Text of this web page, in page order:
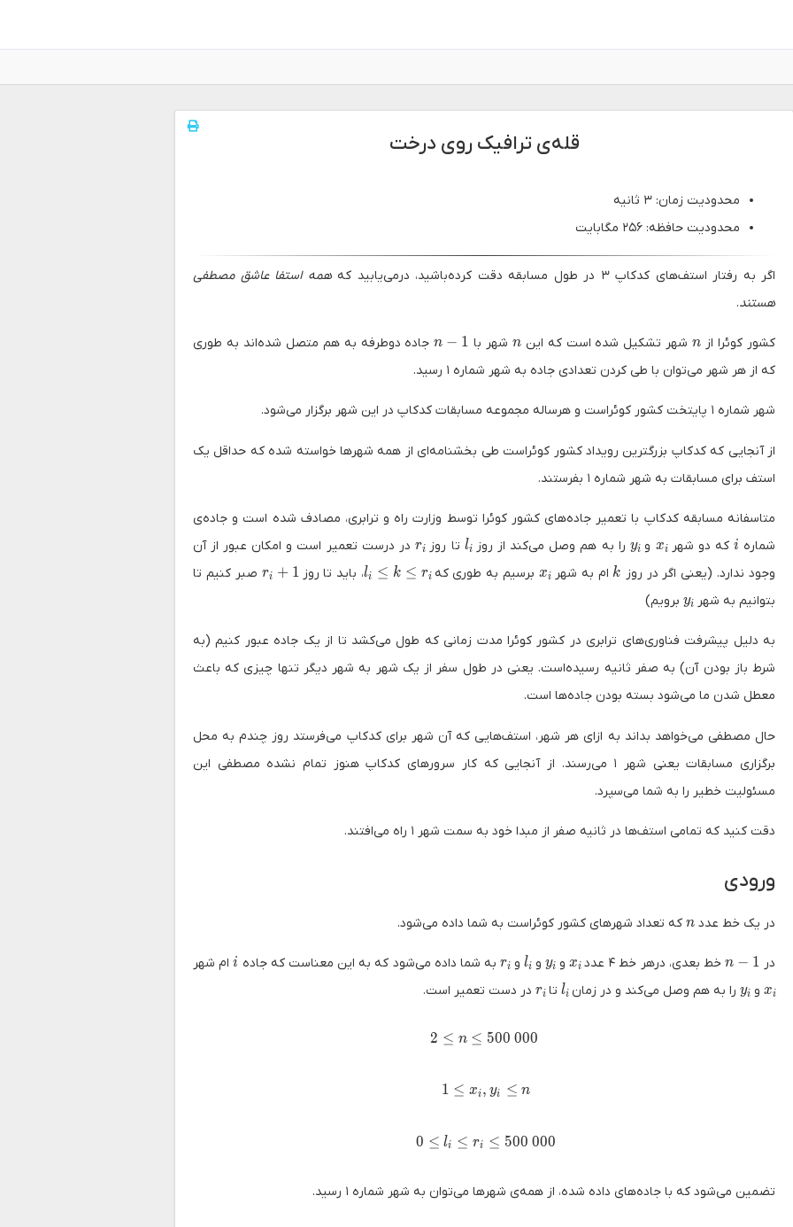
قله‌ی ترافیک روی درخت
محدودیت زمان: ۳ ثانیه
محدودیت حافظه: ۲۵۶ مگابایت
اگر به رفتار استف‌های کدکاپ ۳ در طول مسابقه دقت کرده‌باشید، درمی‌یابید که
همه استفا عاشق مصطفی
هستند.
کشور کوئرا از
n
nشهر تشکیل شده است که اینn
n شهر با
n - 1
n − 1
جاده دوطرفه به هم متصل شده‌اند به طوری
که از هر شهر می‌توان با طی کردن تعدادی جاده به شهر شماره ۱ رسید.
شهر شماره ۱ پایتخت کشور کوئراست و هرساله مجموعه مسابقات کدکاپ در این شهر برگزار می‌شود.
از آنجایی که کدکاپ بزرگترین رویداد کشور کوئراست طی بخشنامه‌ای از همه شهر‌ها خواسته شده که حداقل یک
استف برای مسابقات به شهر شماره ۱ بفرستند.
متاسفانه مسابقه کدکاپ با تعمیر جاده‌های کشور کوئرا توسط وزارت راه و ترابری، مصادف شده است و جاده‌ی
شماره i
i که دو شهر
x_i
xi و
y_i
yi را به هم وصل می‌کند از روز
l_i
li تا روز
r_i
ri
در درست تعمیر است و امکان عبور از آن
وجود ندارد. (یعنی اگر در روز k
k ‌ ام به شهر
x_i
xi برسیم به طوری که
l_i \le k \le r_i
li ≤ k ≤ ri ، باید تا روز
r_i + 1
ri + 1
صبر کنیم تا
بتوانیم به شهر
y_i
yi برویم)
به دلیل پیشرفت فناوری‌های ترابری در کشور کوئرا مدت زمانی که طول می‌کشد تا از یک جاده عبور کنیم (به
شرط باز بودن آن) به صفر ثانیه رسیده‌است. یعنی در طول سفر از یک شهر به شهر دیگر تنها چیزی‌ که باعث
معطل شدن ما می‌شود بسته بودن جاده‌‌ها است.
حال مصطفی می‌خواهد بداند به ازای هر شهر، استف‌هایی که آن شهر برای کدکاپ می‌فرستد روز چندم به محل
برگزاری مسابقات یعنی شهر ۱ می‌رسند. از آنجایی که کار سرورهای کدکاپ هنوز تمام نشده مصطفی این
مسئولیت خطیر را به شما می‌سپرد.
دقت کنید که تمامی استف‌ها در ثانیه‌ صفر از مبدا خود به سمت شهر ۱ راه می‌افتند.
ورودی
در یک خط عدد
n
n که تعداد شهرهای کشور کوئراست به شما داده می‌شود.
در
n - 1
n − 1 خط بعدی، درهر خط ۴ عدد x_i
xi و
y_i
yi و
l_i
li و
r_i
ri به شما داده می‌شود که به این معناست که جاده iام شهر
xi و
y_i
yi را به هم وصل می‌کند و در زمان
l_i
li تا
r_i
ri در دست تعمیر است.
2 \le n \le 500 \ 000
2 ≤ n ≤ 500 000
1 \le x_i , y_i \le n
1 ≤ xi, yi ≤ n
0 \le l_i \le r_i \le 500 \ 000
0 ≤ li ≤ ri ≤ 500 000
تضمین می‌شود که با جاده‌های داده شده، از همه‌ی شهرها می‌توان به شهر شماره ۱ رسید.